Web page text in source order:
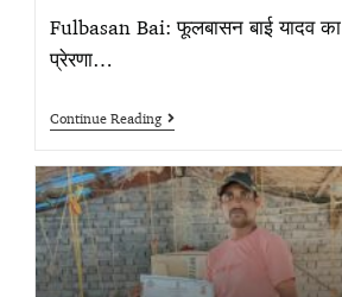
Fulbasan Bai: फूलबासन बाई यादव
प्रेरणा…
Continue Reading